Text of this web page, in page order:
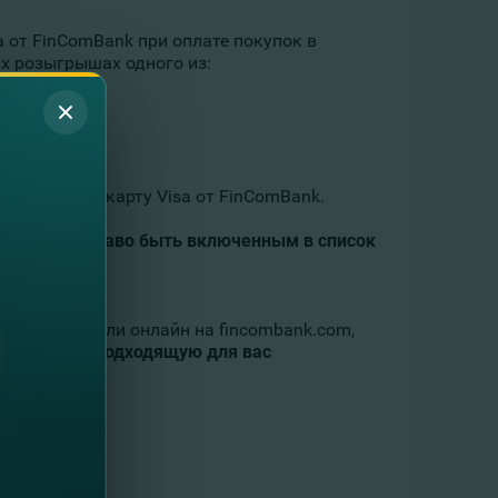
FinComBank при оплате покупок в
розыгрышах одного из:
на карту Visa от FinComBank.
ваам право быть включенным в список
Банка или онлайн на fincombank.com,
наиболее подходящую для вас